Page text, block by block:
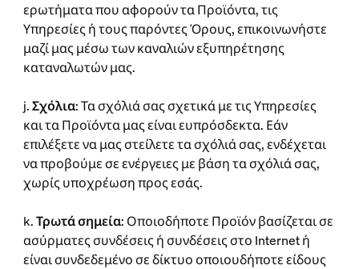
ερωτήματα που αφορούν τα Προϊόντα, τις
Υπηρεσίες ή τους παρόντες Όρους, επικοινωνήστε
μαζί μας μέσω των καναλιών εξυπηρέτησης
καταναλωτών μας.
j.Σχόλια: Τα σχόλιά σας σχετικά με τις Υπηρεσίες
και τα Προϊόντα μας είναι ευπρόσδεκτα. Εάν
επιλέξετε να μας στείλετε τα σχόλιά σας, ενδέχεται
να προβούμε σε ενέργειες με βάση τα σχόλιά σας,
χωρίς υποχρέωση προς εσάς.
k.Τρωτά σημεία: Οποιοδήποτε Προϊόν βασίζεται σε
ασύρματες συνδέσεις ή συνδέσεις στο Internet ή
είναι συνδεδεμένο σε δίκτυο οποιουδήποτε είδους